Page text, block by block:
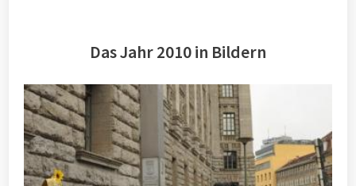
Das Jahr 2010 in Bildern